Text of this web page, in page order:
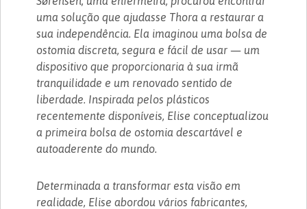
uma solução que ajudasse Thora a restaurar a
sua independência. Ela imaginou uma bolsa de
ostomia discreta, segura e fácil de usar — um
dispositivo que proporcionaria à sua irmã
tranquilidade e um renovado sentido de
liberdade. Inspirada pelos plásticos
recentemente disponíveis, Elise conceptualizou
a primeira bolsa de ostomia descartável e
autoaderente do mundo.
Determinada a transformar esta visão em
realidade, Elise abordou vários fabricantes,